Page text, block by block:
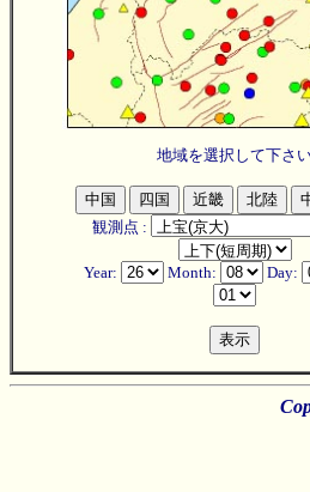
地域を選択して下さ
観測点 :
Year: Month: Day: